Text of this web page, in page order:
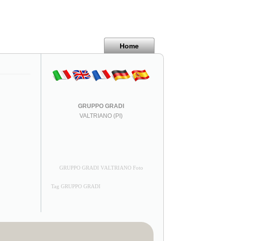
Home
GRUPPO GRADI
VALTRIANO (PI)
GRUPPO GRADI VALTRIANO Foto
Tag GRUPPO GRADI